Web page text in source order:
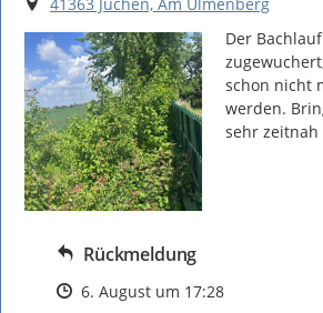
41363 Jüchen, Am Ulmenberg
Der
schon nicht
werden.
sehr
Rückmeldung
Zeitpunkt des Erstellens
6. August um 17:28